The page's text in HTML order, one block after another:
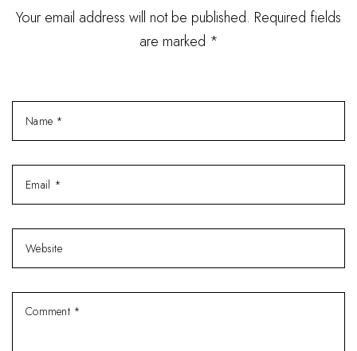
Your email address will not be published. Required fields
are marked *